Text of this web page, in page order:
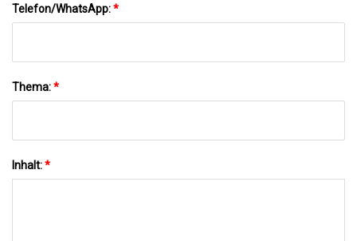
Telefon/WhatsApp:*
Thema:*
Inhalt:*